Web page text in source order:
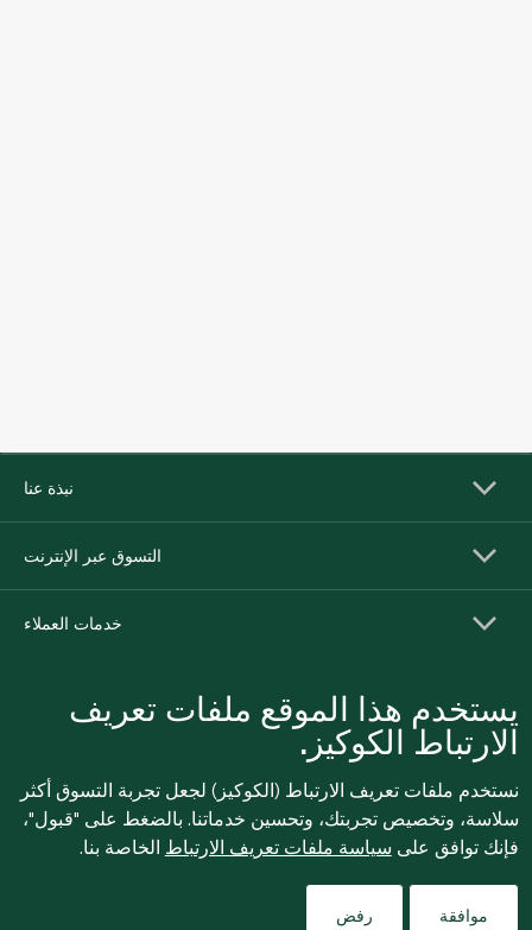
نبذة عنا
التسوق عبر الإنترنت
خدمات العملاء
للإبلاغ بشكل مجهول عن أي مخاوف تتعلق بمخالفة القوانين
واللوائح أو الاشتباه في الاحتيال أو الفساد، يرجى إرسال بريد
يستخدم هذا الموقع ملفات تعريف
الارتباط الكوكيز.
نستخدم ملفات تعريف الارتباط (الكوكيز) لجعل تجربة التسوق أكثر
سلاسة، وتخصيص تجربتك، وتحسين خدماتنا. بالضغط على "قبول"،
فإنك توافق على سياسة ملفات تعريف الارتباط الخاصة بنا.
موافقة رفض